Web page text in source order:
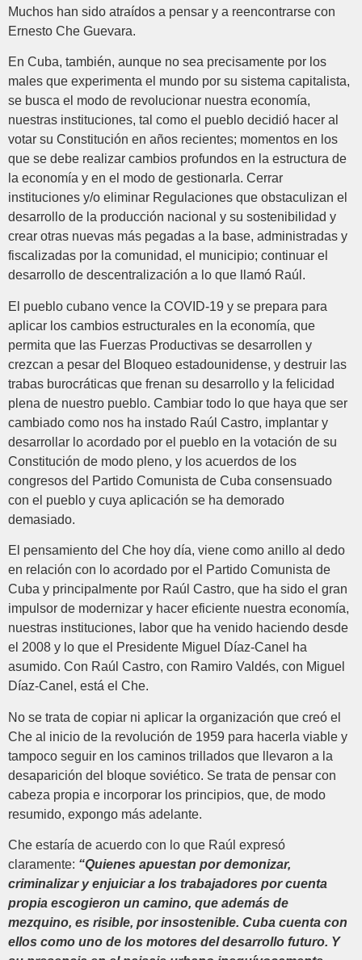
Muchos han sido atraídos a pensar y a reencontrarse con
Ernesto Che Guevara.
En Cuba, también, aunque no sea precisamente por los
males que experimenta el mundo por su sistema capitalista,
se busca el modo de revolucionar nuestra economía,
nuestras instituciones, tal como el pueblo decidió hacer al
votar su Constitución en años recientes; momentos en los
que se debe realizar cambios profundos en la estructura de
la economía y en el modo de gestionarla. Cerrar
instituciones y/o eliminar Regulaciones que obstaculizan el
desarrollo de la producción nacional y su sostenibilidad y
crear otras nuevas más pegadas a la base, administradas y
fiscalizadas por la comunidad, el municipio; continuar el
desarrollo de descentralización a lo que llamó Raúl.
El pueblo cubano vence la COVID-19 y se prepara para
aplicar los cambios estructurales en la economía, que
permita que las Fuerzas Productivas se desarrollen y
crezcan a pesar del Bloqueo estadounidense, y destruir las
trabas burocráticas que frenan su desarrollo y la felicidad
plena de nuestro pueblo. Cambiar todo lo que haya que ser
cambiado como nos ha instado Raúl Castro, implantar y
desarrollar lo acordado por el pueblo en la votación de su
Constitución de modo pleno, y los acuerdos de los
congresos del Partido Comunista de Cuba consensuado
con el pueblo y cuya aplicación se ha demorado
demasiado.
El pensamiento del Che hoy día, viene como anillo al dedo
en relación con lo acordado por el Partido Comunista de
Cuba y principalmente por Raúl Castro, que ha sido el gran
impulsor de modernizar y hacer eficiente nuestra economía,
nuestras instituciones, labor que ha venido haciendo desde
el 2008 y lo que el Presidente Miguel Díaz-Canel ha
asumido. Con Raúl Castro, con Ramiro Valdés, con Miguel
Díaz-Canel, está el Che.
No se trata de copiar ni aplicar la organización que creó el
Che al inicio de la revolución de 1959 para hacerla viable y
tampoco seguir en los caminos trillados que llevaron a la
desaparición del bloque soviético. Se trata de pensar con
cabeza propia e incorporar los principios, que, de modo
resumido, expongo más adelante.
Che estaría de acuerdo con lo que Raúl expresó
claramente: “Quienes apuestan por demonizar,
criminalizar y enjuiciar a los trabajadores por cuenta
propia escogieron un camino, que además de
mezquino, es risible, por insostenible. Cuba cuenta con
ellos como uno de los motores del desarrollo futuro. Y